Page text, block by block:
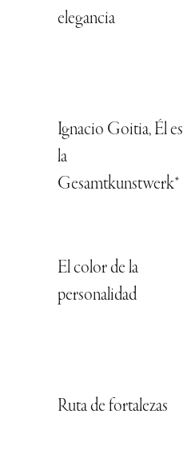
elegancia
Ignacio Goitia, Él es
la
Gesamtkunstwerk*
El color de la
personalidad
Ruta de fortalezas